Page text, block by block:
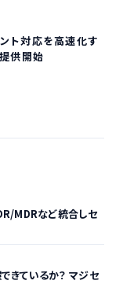
ト対応を高速化す
供開始
MDRなど統合しセ
きているか？ マジセ